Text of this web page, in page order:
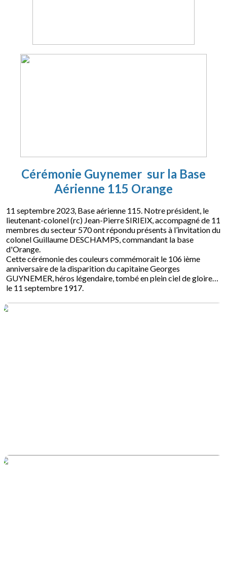
Cérémonie Guynemer sur la Base
Aérienne 115 Orange
11 septembre 2023, Base aérienne 115. Notre président, le
lieutenant-colonel (rc) Jean-Pierre SIRIEIX, accompagné de 11
membres du secteur 570 ont répondu présents à l’invitation du
colonel Guillaume DESCHAMPS, commandant la base
d'Orange.
Cette cérémonie des couleurs commémorait le 106 ième
anniversaire de la disparition du capitaine Georges
GUYNEMER, héros légendaire, tombé en plein ciel de gloire…
le 11 septembre 1917.